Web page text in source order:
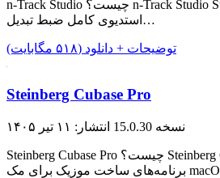
n-Track Studio چیست؟ n-Track Studio Suite مک‌ شما را به یک
استدیوی کامل ضبط تبدیل…
توضیحات + دانلود (۵۱۸ مگابایت)
Steinberg Cubase Pro
نسخه 15.0.30 انتشار: ۱۱ تیر ۱۴۰۵
Steinberg Cubase Pro چیست؟ Steinberg Cubase Pro یکی از